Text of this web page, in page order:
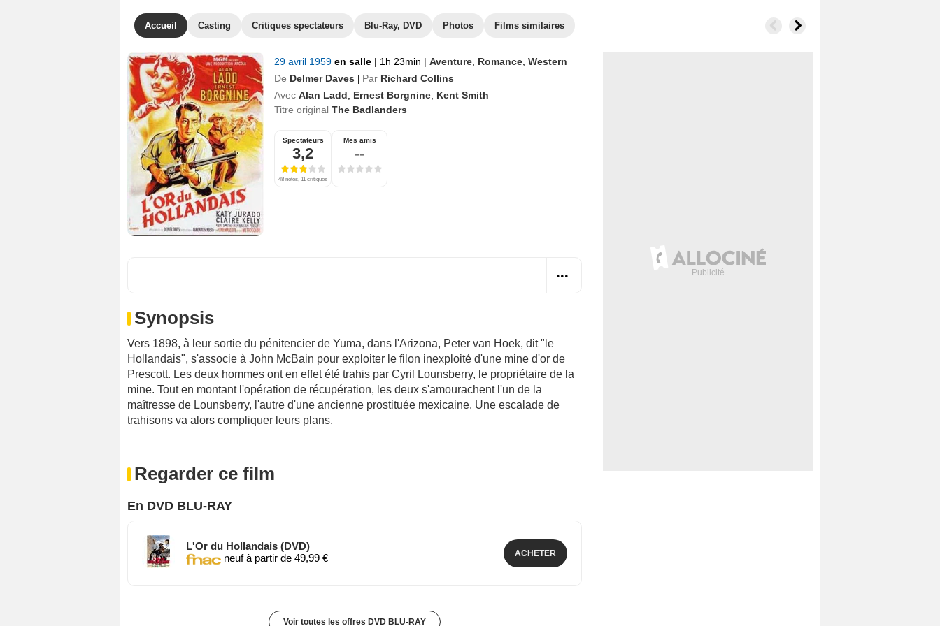
Accueil Casting Critiques spectateurs Blu-Ray, DVD Photos Films similaires
29 avril 1959 en salle | 1h 23min | Aventure Romance Western
De Delmer Daves Par Richard Collins
Avec Alan Ladd Ernest Borgnine Kent Smith
Titre original The Badlanders
Spectateurs
3,2
48 notes, 11 critiques
Mes amis
--
Synopsis
Vers 1898, à leur sortie du pénitencier de Yuma, dans l'Arizona, Peter van Hoek, dit "le
Hollandais", s'associe à John McBain pour exploiter le filon inexploité d'une mine d'or de
Prescott. Les deux hommes ont en effet été trahis par Cyril Lounsberry, le propriétaire de la
mine. Tout en montant l'opération de récupération, les deux s'amourachent l'un de la
maîtresse de Lounsberry, l'autre d'une ancienne prostituée mexicaine. Une escalade de
trahisons va alors compliquer leurs plans.
Regarder ce film
En DVD BLU-RAY
L'Or du Hollandais (DVD)
neuf à partir de 49,99 €
ACHETER
Voir toutes les offres DVD BLU-RAY